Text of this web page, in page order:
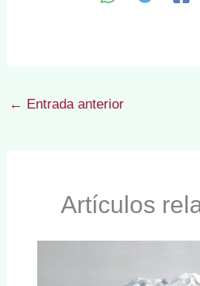
← Entrada anterior
Artículos